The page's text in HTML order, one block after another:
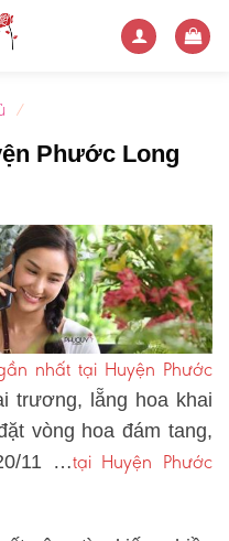
/
Phước Long
nhất tại Huyện Phước
trương, lẵng hoa khai
vòng hoa đám tang,
11 …tại Huyện Phước